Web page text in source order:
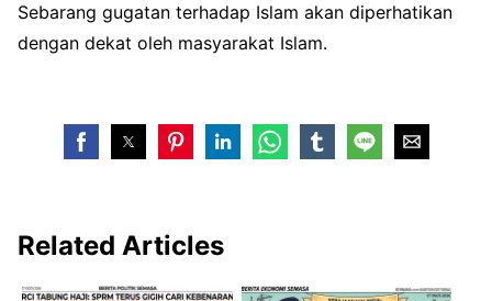
Sebarang gugatan terhadap Islam akan diperhatikan
dengan dekat oleh masyarakat Islam.
Related Articles